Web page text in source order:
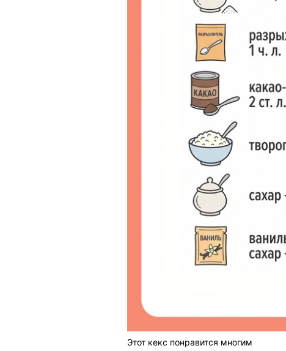
Этот кекс понравится многим